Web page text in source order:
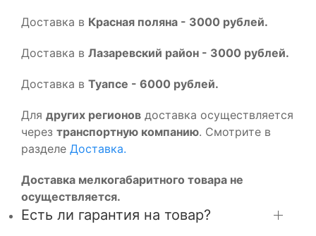
Доставка в Красная поляна - 3000 рублей.
Доставка в Лазаревский район - 3000 рублей.
Доставка в Туапсе - 6000 рублей.
Для других регионов доставка осуществляется
через транспортную компанию. Смотрите в
разделе Доставка.
Доставка мелкогабаритного товара не
осуществляется.
Есть ли гарантия на товар?